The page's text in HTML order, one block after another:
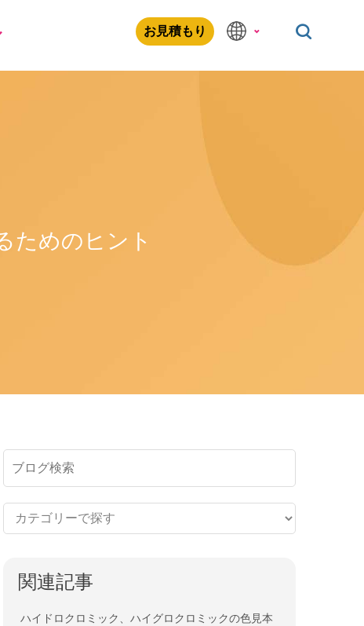
お見積もり
ためのヒント
関連記事
ハイドロクロミック、ハイグロクロミックの色見本